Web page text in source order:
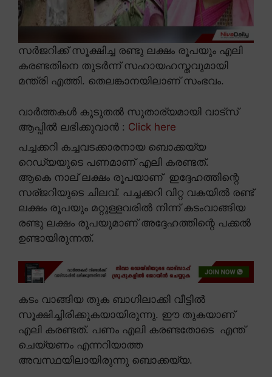
സർജറിക്ക് സൂക്ഷിച്ച രണ്ടു ലക്ഷം രൂപയും എലി
കരണ്ടതിനെ തുടർന്ന് സഹായഹസ്തവുമായി
മന്ത്രി എത്തി. തെലങ്കാനയിലാണ് സംഭവം.
വാർത്തകൾ കൂടുതൽ സുതാര്യമായി വാട്സ്
ആപ്പിൽ ലഭിക്കുവാൻ : Click here
പച്ചക്കറി കച്ചവടക്കാരനായ ബൊക്കയ്യ
റെഡ്യയുടെ പണമാണ് എലി കരണ്ടത്.
ആകെ നാല് ലക്ഷം രൂപയാണ് ഇദ്ദേഹത്തിന്റെ
സര്ജറിയുടെ ചിലവ്. പച്ചക്കറി വിറ്റ വകയിൽ രണ്ട്
ലക്ഷം രൂപയും മറ്റുള്ളവരിൽ നിന്ന് കടംവാങ്ങിയ
രണ്ടു ലക്ഷം രൂപയുമാണ് അദ്ദേഹത്തിന്റെ പക്കൽ
ഉണ്ടായിരുന്നത്.
കടം വാങ്ങിയ തുക ബാഗിലാക്കി വീട്ടിൽ
സൂക്ഷിച്ചിരിക്കുകയായിരുന്നു. ഈ തുകയാണ്
എലി കരണ്ടത്. പണം എലി കരണ്ടതോടെ എന്ത്
ചെയ്യണം എന്നറിയാത്ത
അവസ്ഥയിലായിരുന്നു ബൊക്കയ്യ.